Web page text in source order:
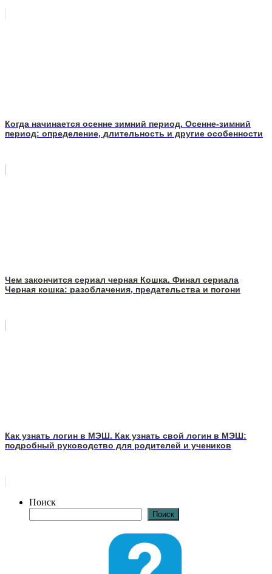
Когда начинается осенне зимний период. Осенне-зимний
период: определение, длительность и другие особенности
Чем закончится сериал черная Кошка. Финал сериала
Черная кошка: разоблачения, предательства и погони
Как узнать логин в МЭШ. Как узнать свой логин в МЭШ:
подробный руководство для родителей и учеников
Поиск
Поиск